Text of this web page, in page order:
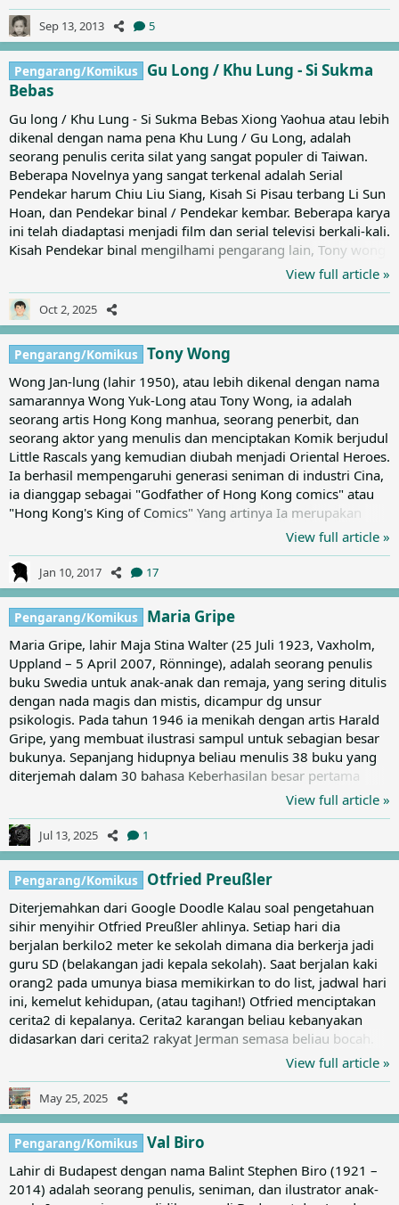
'Douwe Dabbert' diselesaikan oleh Dick Matena. Piet Wine
meninggal di kampung halamannya di Leidschendam pada
bulan Oktober 2010.
Sep 13, 2013 5
Pengarang/Komikus
Gu Long / Khu Lung - Si Sukma
Bebas
Gu long / Khu Lung - Si Sukma Bebas Xiong Yaohua atau lebih
dikenal dengan nama pena Khu Lung / Gu Long, adalah
seorang penulis cerita silat yang sangat populer di Taiwan.
Beberapa Novelnya yang sangat terkenal adalah Serial
Pendekar harum Chiu Liu Siang, Kisah Si Pisau terbang Li Sun
Hoan, dan Pendekar binal / Pendekar kembar. Beberapa karya
ini telah diadaptasi menjadi film dan serial televisi berkali-kali.
Kisah Pendekar binal mengilhami pengarang lain, Tony wong
membuat bukunya yang cukup terkenal "Tapak Sakti".
1938 dan kemudian pindah ke Taiwan bersama kedua orang
tuanya pada saat ia berumur 13 tahun. Pada tahun 1956
orang tua Xiong bercerai. Dengan menggunakan uang hasil...
View full article »
Oct 2, 2025
Pengarang/Komikus Tony Wong
Wong Jan-lung (lahir 1950), atau lebih dikenal dengan nama
samarannya Wong Yuk-Long atau Tony Wong, ia adalah
seorang artis Hong Kong manhua, seorang penerbit, dan
seorang aktor yang menulis dan menciptakan Komik berjudul
Little Rascals yang kemudian diubah menjadi Oriental Heroes.
Ia berhasil mempengaruhi generasi seniman di industri Cina,
ia dianggap sebagai "Godfather of Hong Kong comics" atau
"Hong Kong's King of Comics" Yang artinya Ia merupakan
bapa atau raja dari komik di Hongkong. Tony Wong sudah
terdapat masa kelam pada kisah kehidupan beliau dimana
beliau pernah dipenjara pada tahun 1991 (Waktu di tengah
jalan produksi Oriental Heroes, ada pergolakkan antara Tony
Wong...
View full article »
Jan 10, 2017 17
Pengarang/Komikus Maria Gripe
Maria Gripe, lahir Maja Stina Walter (25 Juli 1923, Vaxholm,
Uppland – 5 April 2007, Rönninge), adalah seorang penulis
buku Swedia untuk anak-anak dan remaja, yang sering ditulis
dengan nada magis dan mistis, dicampur dg unsur
psikologis. Pada tahun 1946 ia menikah dengan artis Harald
Gripe, yang membuat ilustrasi sampul untuk sebagian besar
bukunya. Sepanjang hidupnya beliau menulis 38 buku yang
diterjemah dalam 30 bahasa Keberhasilan besar pertama
Maria Gripe adalah Josephine (1961), yang pertama dari
& Hugo. Beliau penerima berbagai anugerah termasuk Hans
Christian Andersen Awards, The Nordic Children's Book Prize,
Expressens Heffaklump, The Dobloug Prize
View full article »
Jul 13, 2025 1
Pengarang/Komikus Otfried Preußler
Diterjemahkan dari Google Doodle Kalau soal pengetahuan
sihir menyihir Otfried Preußler ahlinya. Setiap hari dia
berjalan berkilo2 meter ke sekolah dimana dia berkerja jadi
guru SD (belakangan jadi kepala sekolah). Saat berjalan kaki
orang2 pada umunya biasa memikirkan to do list, jadwal hari
ini, kemelut kehidupan, (atau tagihan!) Otfried menciptakan
cerita2 di kepalanya. Cerita2 karangan beliau kebanyakan
didasarkan dari cerita2 rakyat Jerman semasa beliau bocah.
Cerita2 yang fantastis, diwarnai dengan tokoh2 yang magis
terjual 50 juta copy di berbagai belahan dunia. Cerita2 yang
bikin anak2 tertawa dan terpana, ttg pertualangan penyihir
kecil, hantu cilik dan makhluk air...
View full article »
May 25, 2025
Pengarang/Komikus Val Biro
Lahir di Budapest dengan nama Balint Stephen Biro (1921 –
2014) adalah seorang penulis, seniman, dan ilustrator anak-